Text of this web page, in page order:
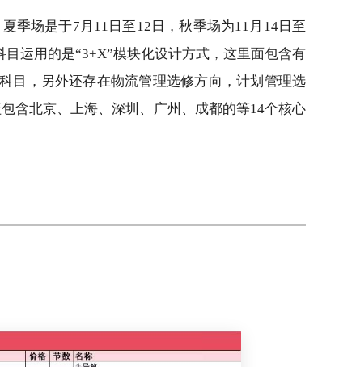
季场是于7月11日至12日，秋季场为11月14日至
运用的是“3+X”模块化设计方式，这里面包含有
目，另外还存在物流管理选修方向，计划管理选
含北京、上海、深圳、广州、成都的等14个核心